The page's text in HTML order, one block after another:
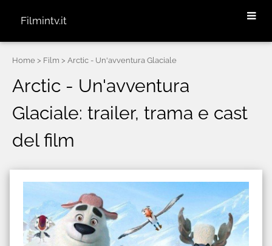
Filmintv.it
Home > Film > Arctic - Un'avventura Glaciale
Arctic - Un'avventura
Glaciale: trailer, trama e cast
del film